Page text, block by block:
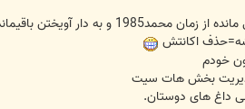
و به دار آویختن باقیمانده
اکانتش
خودم
بخش هات سیت
داغ های دوستان.